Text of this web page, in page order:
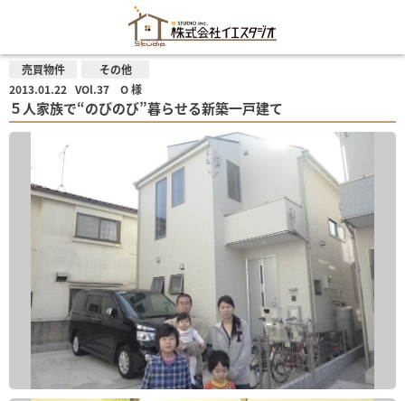
売買物件
その他
2013.01.22 VOl.37 O 様
５人家族で“のびのび”暮らせる新築一戸建て